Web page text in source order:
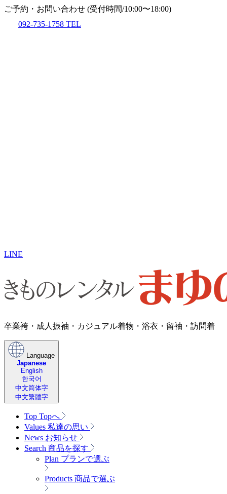
ご予約・お問い合わせ (受付時間/10:00〜18:00)
092-735-1758 TEL
LINE
卒業袴・成人振袖・​カジュアル着物・浴衣・留袖・訪問着
Language
Japanese
English
한국어
中文简体字
中文繁體字
Top Topへ
Values 私達の思い
News お知らせ
Search 商品を探す
Plan プランで選ぶ
Products 商品で選ぶ